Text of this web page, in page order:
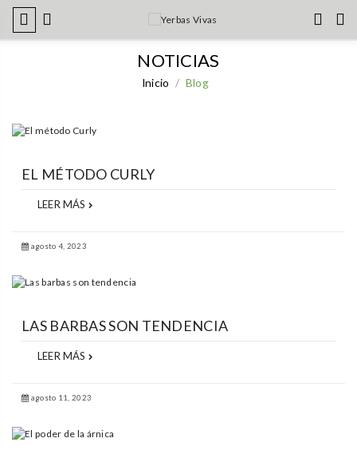
NOTICIAS
Inicio Blog
EL MÉTODO CURLY
LEER MÁS
agosto 4, 2023
LAS BARBAS SON TENDENCIA
LEER MÁS
agosto 11, 2023